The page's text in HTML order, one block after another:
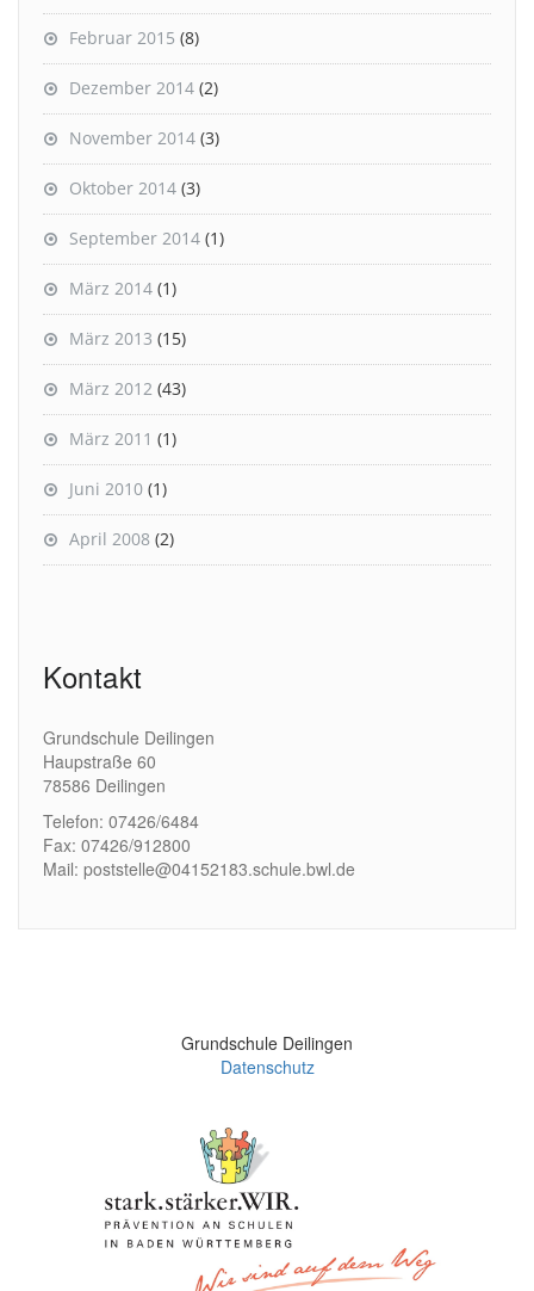
Februar 2015 (8)
Dezember 2014 (2)
November 2014 (3)
Oktober 2014 (3)
September 2014 (1)
März 2014 (1)
März 2013 (15)
März 2012 (43)
März 2011 (1)
Juni 2010 (1)
April 2008 (2)
Kontakt
Grundschule Deilingen
Haupstraße 60
78586 Deilingen
Telefon: 07426/6484
Fax: 07426/912800
Mail: poststelle@04152183.schule.bwl.de
Grundschule Deilingen
Datenschutz